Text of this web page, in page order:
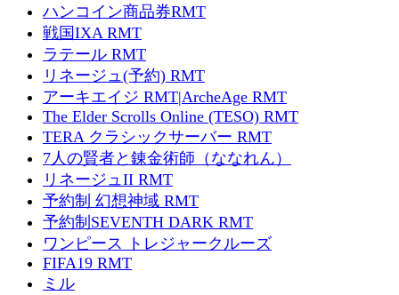
ハンコイン商品券RMT
戦国IXA RMT
ラテール RMT
リネージュ(予約) RMT
アーキエイジ RMT|ArcheAge RMT
The Elder Scrolls Online (TESO) RMT
TERA クラシックサーバー RMT
7人の賢者と錬金術師（ななれん）
リネージュII RMT
予約制 幻想神域 RMT
予約制SEVENTH DARK RMT
ワンピース トレジャークルーズ
FIFA19 RMT
ミル